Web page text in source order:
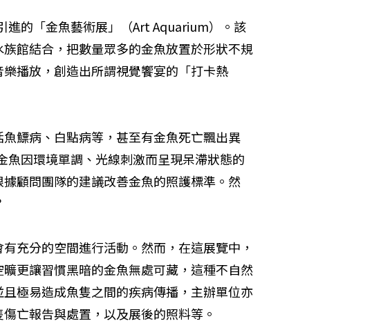
進的「金魚藝術展」（Art Aquarium）。該
館結合，把數量眾多的金魚放置於形狀不規
播放，創造出所謂視覺饗宴的「打卡熱
鰾病、白點病等，甚至有金魚死亡飄出異
因環境單調、光線刺激而呈現呆滯狀態的
顧問團隊的建議改善金魚的照護標準。然
充分的空間進行活動。然而，在這展覽中，
更讓習慣黑暗的金魚無處可藏，這種不自然
極易造成魚隻之間的疾病傳播，主辦單位亦
亡報告與處置，以及展後的照料等。